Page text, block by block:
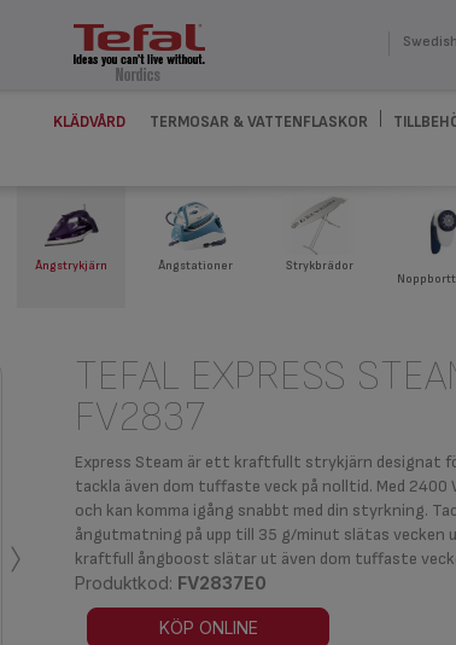
Swedish
KLÄDVÅRD TERMOSAR & VATTENFLASKOR
Ångstrykjärn Ångstationer
Strykbrädor
›
TEFAL EXPRESS
FV2837
Express Steam är ett kraftfullt strykjärn designat
tackla även dom tuffaste veck på nolltid. Med 2400
och kan komma igång snabbt med din styrkning.
ångutmatning på upp till 35 g/minut slätas vecken
kraftfull ångboost slätar ut även dom tuffaste
Produktkod: FV2837E0
KÖP ONLINE